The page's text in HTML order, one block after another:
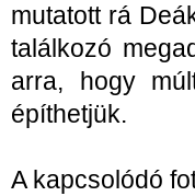
mutatott rá
találkozó
arra, hogy
építhetjük.
A kapcsolódó